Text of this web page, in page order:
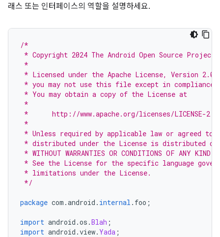
래스 또는 인터페이스의 역할을 설명하세요.
/*
* Copyright 2024 The Android Open Source Project
*
* Licensed under the Apache License, Version
* you may not use this file except in compliance
* You may obtain a copy of the License at
*
*      http://www.apache.org/licenses/LICENSE-2.0
*
* Unless required by applicable law or agreed
* distributed under the License is distributed on
* WITHOUT WARRANTIES OR CONDITIONS OF ANY
* See the License for the specific language
* limitations under the License.
*/
package com .android . internal . foo ;
import android .os .Blah ;
import android .view. Yada ;